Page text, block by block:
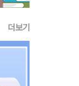
더보기